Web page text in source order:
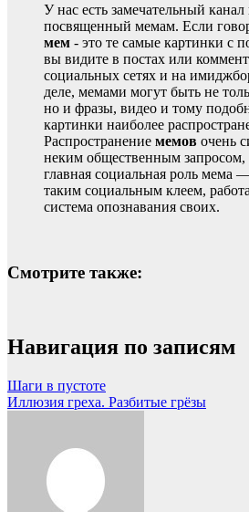
У нас есть замечательный канал
посвященный мемам. Если
мем - это те самые картинки с
вы видите в постах или
социальных сетях и на
деле, мемами могут быть не
но и фразы, видео и тому
картинки наиболее
Распространение мемов очень
неким общественным запросом,
главная социальная роль мема
таким социальным клеем,
система опознавания своих.
Смотрите также:
Навигация по записям
Шаги в пустоте
Иллюзия греха. Разбитые грёзы